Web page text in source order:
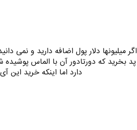
اگر میلیونها دلار پول اضافه دارید و نمی
پد بخرید که دورتادور آن با الماس
دارد اما اینکه خرید این